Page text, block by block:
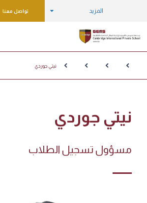
المزيد تواصل معنا
نيتي جوردي
نيتي جوردي
مسؤول تسجيل الطلاب